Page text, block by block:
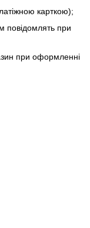
карткою);
повідомлять при
при оформленні